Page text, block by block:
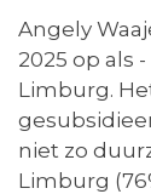
Angely
2025 op als
Limburg.
niet zo
Limburg